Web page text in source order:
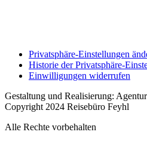
Privatsphäre-Einstellungen
Historie der Privatsphäre-
Einwilligungen widerrufen
Gestaltung und Realisierung:
Copyright 2024 Reisebüro Feyhl
Alle Rechte vorbehalten